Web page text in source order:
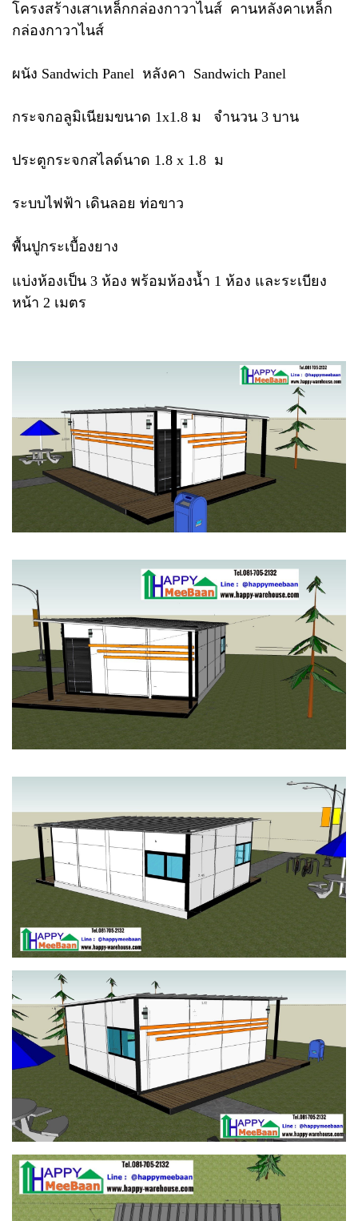
โครงสร้างเสาเหล็กกล่องกาวาไนส์ คานหลังคาเหล็ก
กล่องกาวาไนส์
ผนัง Sandwich Panel หลังคา Sandwich Panel
กระจกอลูมิเนียมขนาด 1x1.8 ม จำนวน 3 บาน
ประตูกระจกสไลด์นาด 1.8 x 1.8 ม
ระบบไฟฟ้า เดินลอย ท่อขาว
พื้นปูกระเบื้องยาง
แบ่งห้องเป็น 3 ห้อง พร้อมห้องน้ำ 1 ห้อง และระเบียง
หน้า 2 เมตร